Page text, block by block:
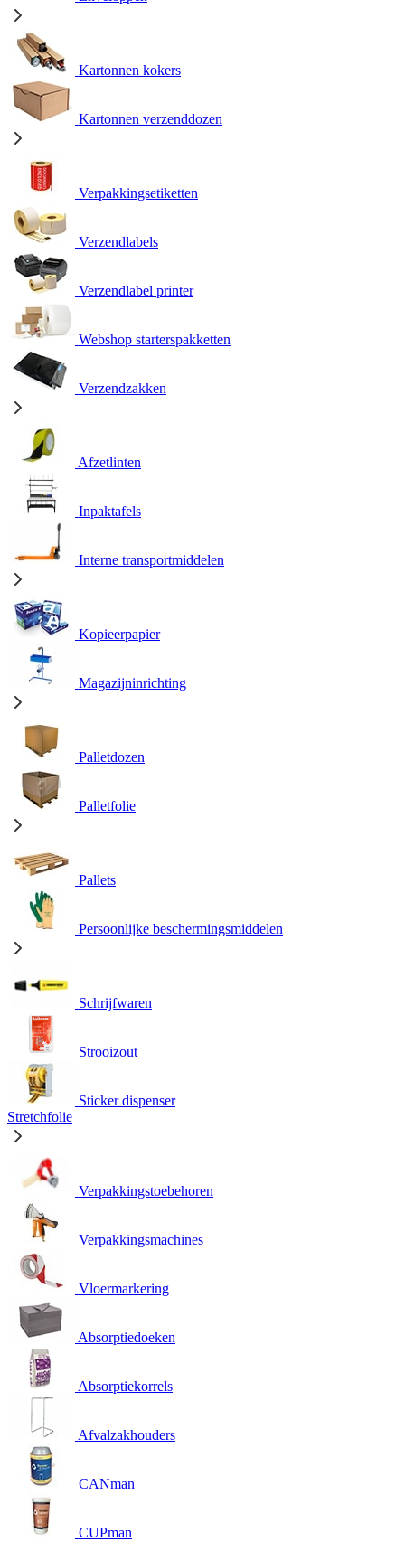
Kartonnen kokers
Kartonnen verzenddozen
Verpakkingsetiketten
Verzendlabels
Verzendlabel printer
Webshop starterspakketten
Verzendzakken
Afzetlinten
Inpaktafels
Interne transportmiddelen
Kopieerpapier
Magazijninrichting
Palletdozen
Palletfolie
Pallets
Persoonlijke beschermingsmiddelen
Schrijfwaren
Strooizout
Sticker dispenser
Stretchfolie
Verpakkingstoebehoren
Verpakkingsmachines
Vloermarkering
Absorptiedoeken
Absorptiekorrels
Afvalzakhouders
CANman
CUPman